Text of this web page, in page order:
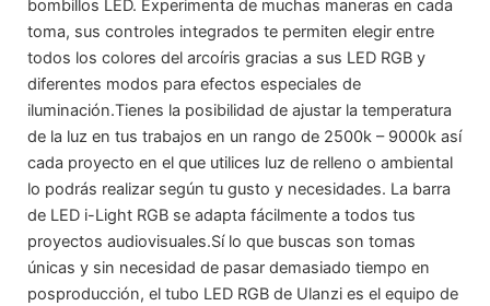
bombillos LED. Experimenta de muchas maneras en cada
toma, sus controles integrados te permiten elegir entre
todos los colores del arcoíris gracias a sus LED RGB y
diferentes modos para efectos especiales de
iluminación.Tienes la posibilidad de ajustar la temperatura
de la luz en tus trabajos en un rango de 2500k – 9000k así
cada proyecto en el que utilices luz de relleno o ambiental
lo podrás realizar según tu gusto y necesidades. La barra
de LED i-Light RGB se adapta fácilmente a todos tus
proyectos audiovisuales.Sí lo que buscas son tomas
únicas y sin necesidad de pasar demasiado tiempo en
posproducción, el tubo LED RGB de Ulanzi es el equipo de